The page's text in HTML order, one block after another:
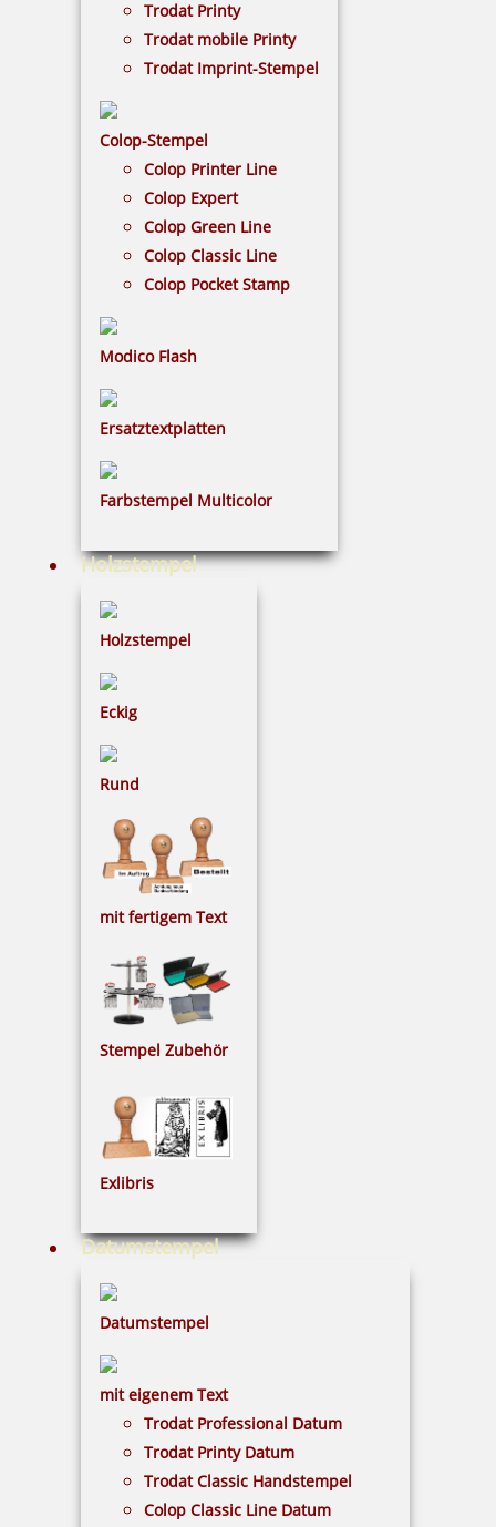
Trodat Printy
Trodat mobile Printy
Trodat Imprint-Stempel
Colop-Stempel
Colop Printer Line
Colop Expert
Colop Green Line
Colop Classic Line
Colop Pocket Stamp
Modico Flash
Ersatztextplatten
Farbstempel Multicolor
Holzstempel
Holzstempel
Eckig
Rund
mit fertigem Text
Stempel Zubehör
Exlibris
Datumstempel
Datumstempel
mit eigenem Text
Trodat Professional Datum
Trodat Printy Datum
Trodat Classic Handstempel
Colop Classic Line Datum
schaffen. Ob für besondere Anlässe,
Werbegeschenke oder den Alltag – jedes Produkt
wird durch Ihre persönliche Note zu etwas ganz
GRAVUR | DRUCK - KATEGORIEN
Gravurprodukte
39 Artikel in der Kategorie
Holzkugelbahn ohne Gravur
Bestellen
Holzkugelbahn mit indiv. Gravur